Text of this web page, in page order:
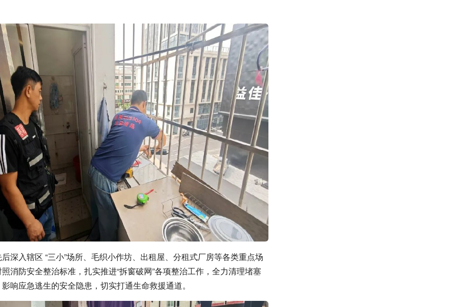
深入辖区 “三小”场所、毛织小作坊、出租屋、分租式厂房等各类重点场
消防安全整治标准，扎实推进“拆窗破网”各项整治工作，全力清理堵塞
响应急逃生的安全隐患，切实打通生命救援通道。